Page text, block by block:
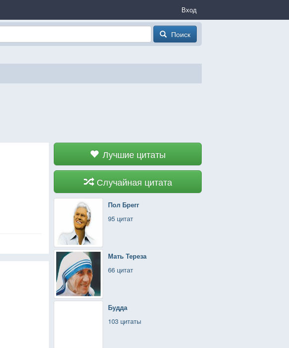
Вход
Поиск
Лучшие цитаты
Случайная цитата
Пол Брегг
95 цитат
Мать Тереза
66 цитат
Будда
103 цитаты